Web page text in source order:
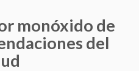
monóxido de
del